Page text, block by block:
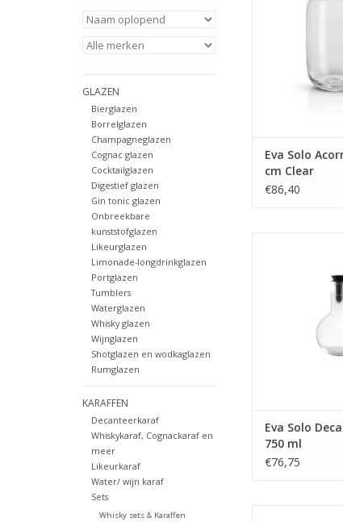
GLAZEN
Bierglazen
Borrelglazen
Champagneglazen
Cognac glazen
Cocktailglazen
Digestief glazen
Gin tonic glazen
Onbreekbare
kunststofglazen
Likeurglazen
Limonade-longdrinkglazen
Portglazen
Tumblers
Waterglazen
Whisky glazen
Wijnglazen
Shotglazen en wodkaglazen
Rumglazen
KARAFFEN
Decanteerkaraf
Whiskykaraf, Cognackaraf en
meer
Likeurkaraf
Water/ wijn karaf
Sets
Whisky sets & Karaffen
Eva Solo
cm Clear
€86,40
Eva Solo
750 ml
€76,75